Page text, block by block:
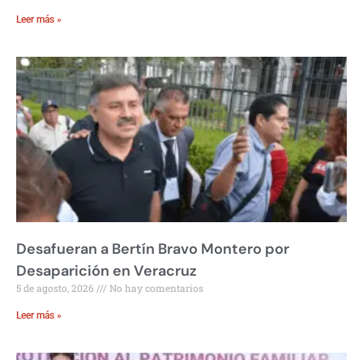
Leer más »
Desafueran a Bertín Bravo Montero por
Desaparición en Veracruz
5 de agosto, 2026 No hay comentarios
Leer más »